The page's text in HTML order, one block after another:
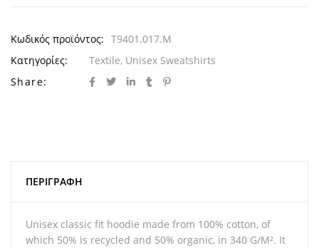
Κωδικός προϊόντος: T9401.017.M
Κατηγορίες:
Textile, Unisex Sweatshirts
Share:
ΠΕΡΙΓΡΑΦΉ
Unisex classic fit hoodie made from 100% cotton, of
which 50% is recycled and 50% organic, in 340 G/M². It